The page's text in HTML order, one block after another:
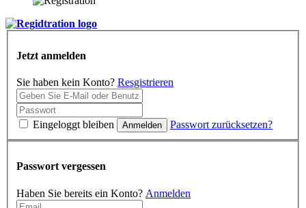
Jetzt anmelden
Sie haben kein Konto? Resgistrieren
Eingeloggt bleiben Anmelden Passwort zurücksetzen?
Passwort vergessen
Haben Sie bereits ein Konto? Anmelden